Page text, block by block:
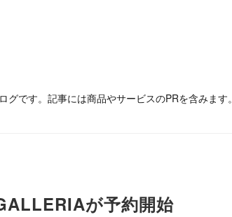
です。記事には商品やサービスのPRを含みます。
が予約開始